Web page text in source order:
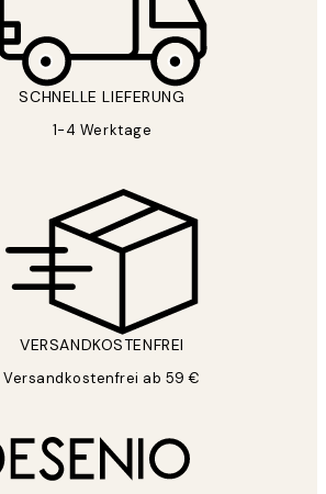
SCHNELLE LIEFERUNG
1-4 Werktage
VERSANDKOSTENFREI
Versandkostenfrei ab 59 €